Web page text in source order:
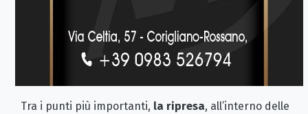
Tra i punti più importanti, la ripresa, all’interno delle